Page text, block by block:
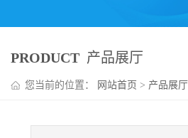
PRODUCT 产品展厅
您当前的位置： 网站首页 > 产品展厅